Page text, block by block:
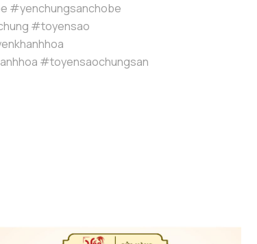
#yenchungsanchobe
#toyensao
#toyensaochungsan